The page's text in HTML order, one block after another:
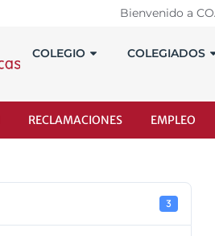
Bienvenido a
COLEGIO COLEGIADOS
RECLAMACIONES EMPLEO
3